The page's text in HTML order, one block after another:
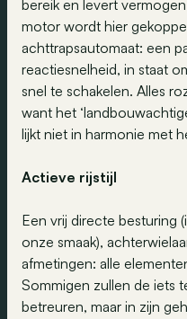
bereik en levert
motor wordt hier
achttrapsautomaat: een
reactiesnelheid, in staat
snel te schakelen. Alles
want het
lijkt niet in harmonie met
Actieve rijstijl
Een vrij directe besturing
onze smaak),
afmetingen: alle
Sommigen zullen de iets
betreuren, maar in zijn